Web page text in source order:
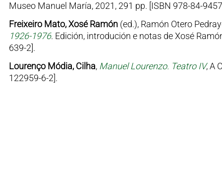
Museo Manuel María, 2021, 291 pp. [ISBN 978-84-
Freixeiro Mato, Xosé Ramón(ed.), Ramón Otero
1926-1976. Edición, introdución e notas de Xosé
639-2].
Lourenço Módia, Cilha, Manuel Lourenzo. Teatro IV, A
122959-6-2].